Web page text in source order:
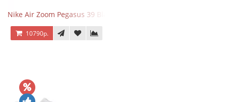
Nike Air Zoom Pegasus 39 Black White Orange
10790р.